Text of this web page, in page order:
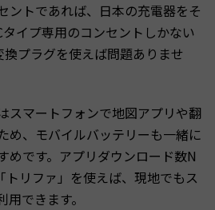
ントであれば、日本の充電器をそ
イプ専用のコンセントしかない
プラグを使えば問題ありませ
スマートフォンで地図アプリや翻
め、モバイルバッテリーも一緒に
めです。アプリダウンロード数N
リファ」を使えば、現地でもス
できます。